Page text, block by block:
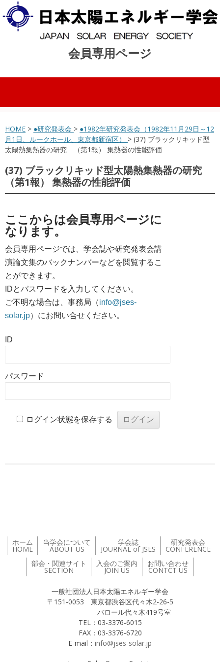
会員専用ページ
コンテンツへスキップ
HOME > ●研究発表会 > ●1982年研究発表会（1982年11月29日～12
月1日、ルークホール、東京都新宿区） > (37) ブラックリキッド型
太陽熱集熱器の研究 （第1報） 集熱器の性能評価
(37) ブラックリキッド型太陽熱集熱器の研究
（第1報） 集熱器の性能評価
ここからは会員専用ページに
なります。
会員専用ページでは、学会誌や研究発表会講
演論文集のバックナンバーなどを閲覧するこ
とができます。
IDとパスワードを入力してください。
ご不明な場合は、事務局（info@jses-
solar.jp）にお問い合せください。
ID
パスワード
ログイン状態を保存する
ホーム
HOME
当学会について
ABOUT US
学会誌
JOURNAL of JSES
研究発表会
CONFERENCE
部会・関連サイト
SECTION
入会のご案内
JOIN US
お問い合わせ
CONTCT US
一般社団法人日本太陽エネルギー学会
〒151-0053 東京都渋谷区代々木2-26-5
バロール代々木419号室
TEL：03-3376-6015
FAX：03-3376-6720
E-mail： info@jses-solar.jp